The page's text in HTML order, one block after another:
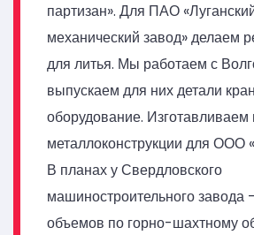
партизан». Для ПАО
механический завод» делаем
для литья. Мы работаем с
выпускаем для них детали
оборудование.
металлоконструкции для ООО
В планах у Свердловского
машиностроительного завода
объемов по горно-шахтному